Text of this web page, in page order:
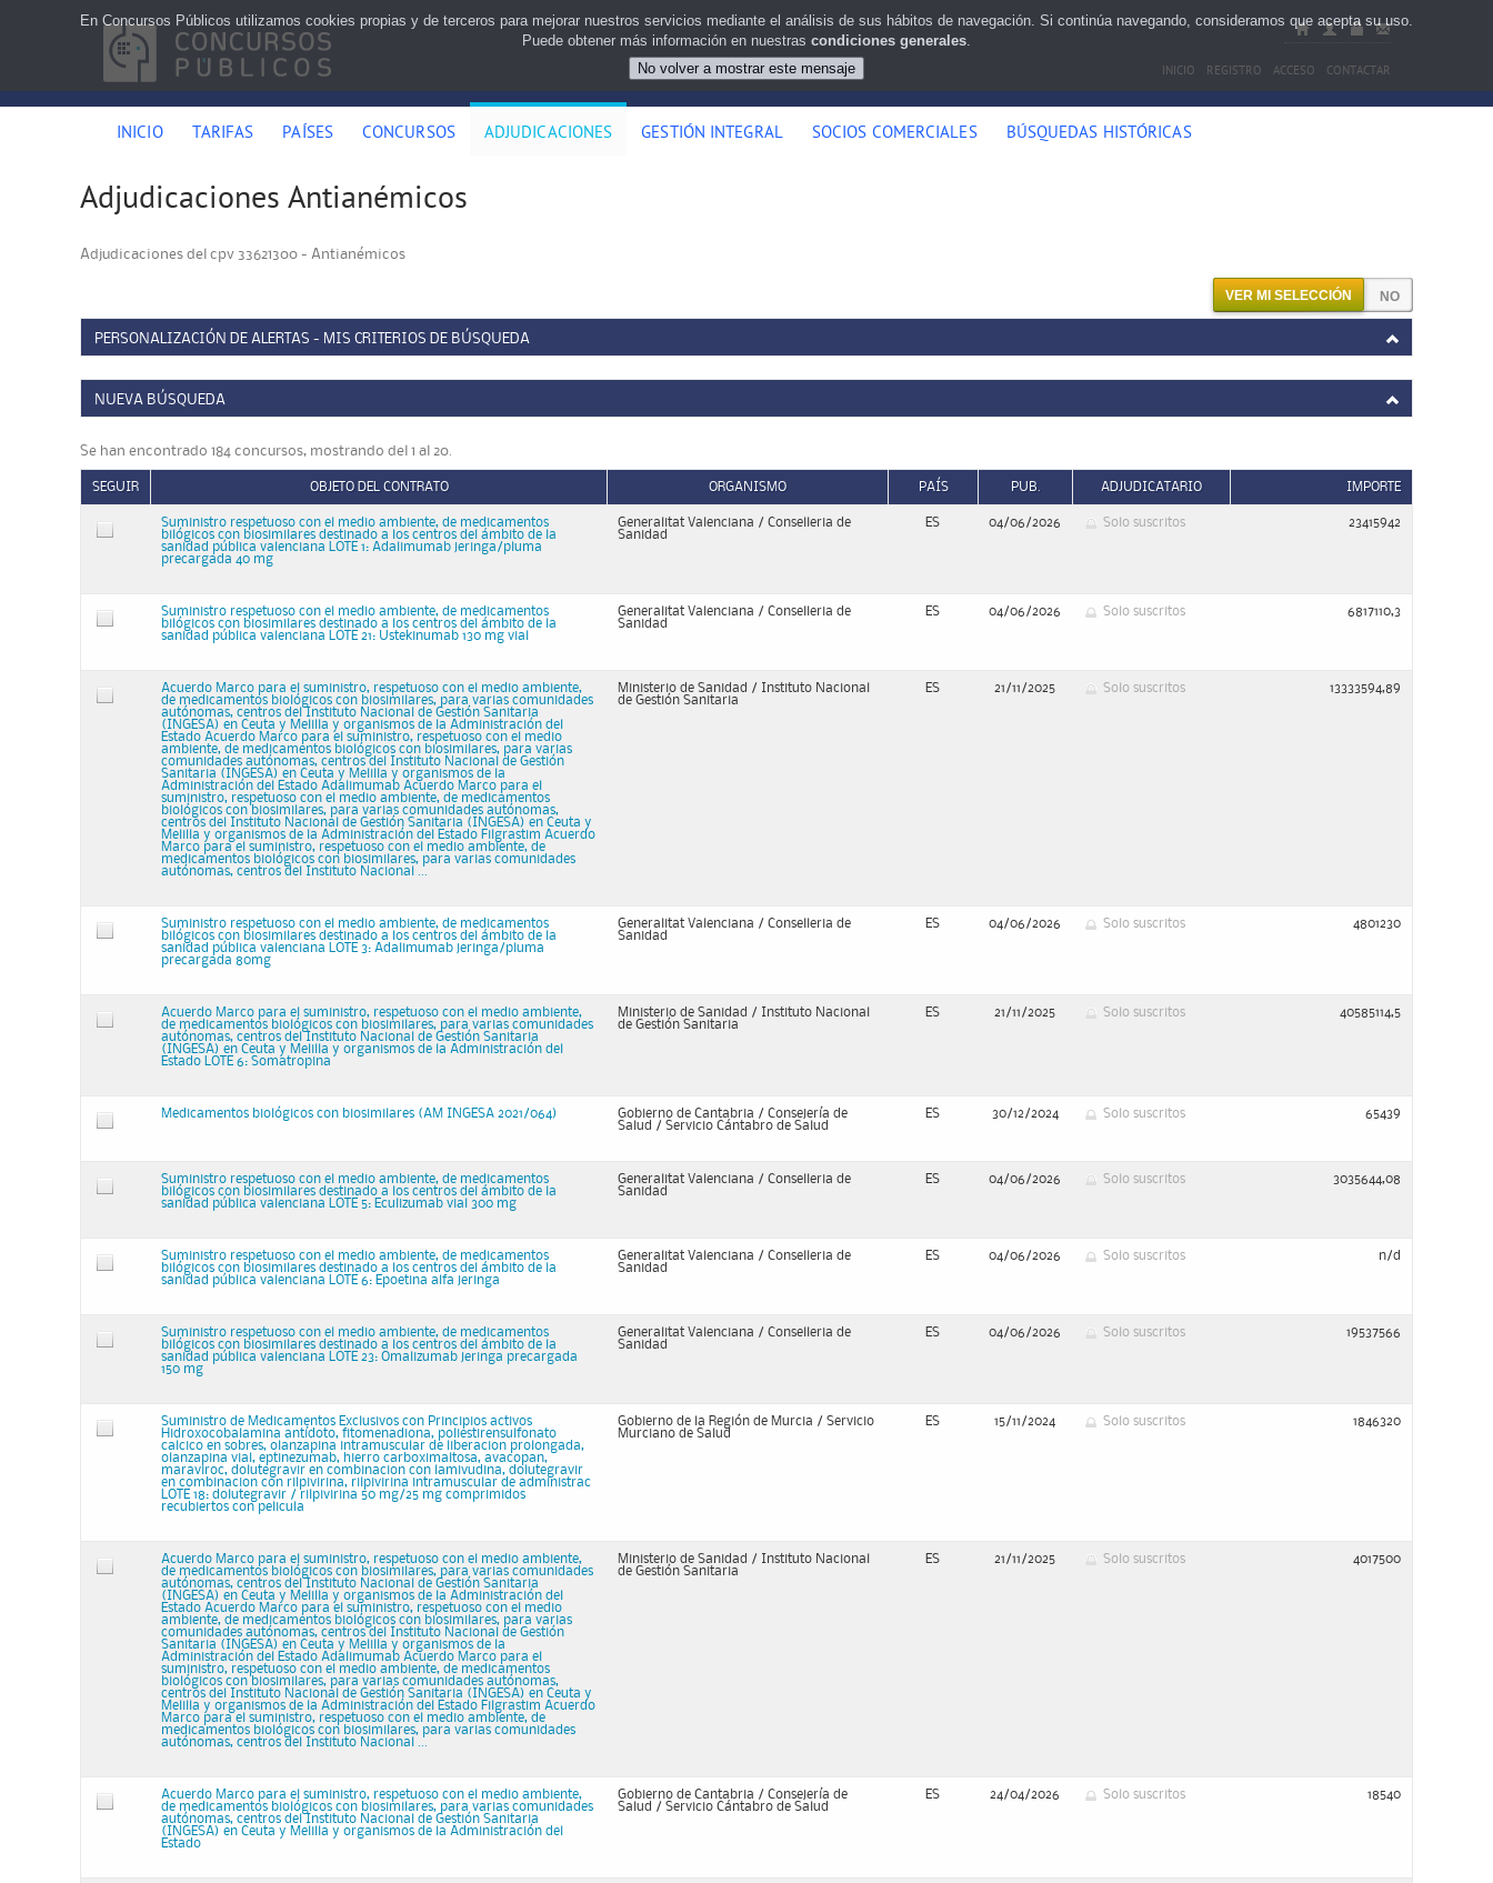
INICIO REGISTRO ACCESO CONTACTAR
INICIO TARIFAS PAÍSES CONCURSOS ADJUDICACIONES GESTIÓN INTEGRAL SOCIOS COMERCIALES BÚSQUEDAS HISTÓRICAS
Adjudicaciones Antianémicos
Adjudicaciones del cpv 33621300 - Antianémicos
VER MI SELECCIÓN
PERSONALIZACIÓN DE ALERTAS - MIS CRITERIOS DE BÚSQUEDA
NUEVA BÚSQUEDA
Se han encontrado 184 concursos, mostrando del 1 al 20.
SEGUIR OBJETO DEL CONTRATO ORGANISMO PAÍS PUB. ADJUDICATARIO IMPORTE
Suministro respetuoso con el medio ambiente, de medicamentos
bilógicos con biosimilares destinado a los centros del ámbito de la
sanidad pública valenciana LOTE 1: Adalimumab jeringa/pluma
precargada 40 mg
Generalitat Valenciana / Conselleria de
Sanidad
ES 04/06/2026 Solo suscritos 23415942
Suministro respetuoso con el medio ambiente, de medicamentos
bilógicos con biosimilares destinado a los centros del ámbito de la
sanidad pública valenciana LOTE 21: Ustekinumab 130 mg vial
Generalitat Valenciana / Conselleria de
Sanidad
ES 04/06/2026 Solo suscritos 6817110,3
Acuerdo Marco para el suministro, respetuoso con el medio ambiente,
de medicamentos biológicos con biosimilares, para varias comunidades
autónomas, centros del Instituto Nacional de Gestión Sanitaria
(INGESA) en Ceuta y Melilla y organismos de la Administración del
Estado Acuerdo Marco para el suministro, respetuoso con el medio
ambiente, de medicamentos biológicos con biosimilares, para varias
comunidades autónomas, centros del Instituto Nacional de Gestión
Sanitaria (INGESA) en Ceuta y Melilla y organismos de la
Administración del Estado Adalimumab Acuerdo Marco para el
suministro, respetuoso con el medio ambiente, de medicamentos
biológicos con biosimilares, para varias comunidades autónomas,
centros del Instituto Nacional de Gestión Sanitaria (INGESA) en Ceuta y
Melilla y organismos de la Administración del Estado Filgrastim Acuerdo
Marco para el suministro, respetuoso con el medio ambiente, de
medicamentos biológicos con biosimilares, para varias comunidades
autónomas, centros del Instituto Nacional ...
Ministerio de Sanidad / Instituto Nacional
de Gestión Sanitaria
ES 21/11/2025 Solo suscritos 13333594,89
Suministro respetuoso con el medio ambiente, de medicamentos
bilógicos con biosimilares destinado a los centros del ámbito de la
sanidad pública valenciana LOTE 3: Adalimumab jeringa/pluma
precargada 80mg
Generalitat Valenciana / Conselleria de
Sanidad
ES 04/06/2026 Solo suscritos 4801230
Acuerdo Marco para el suministro, respetuoso con el medio ambiente,
de medicamentos biológicos con biosimilares, para varias comunidades
autónomas, centros del Instituto Nacional de Gestión Sanitaria
(INGESA) en Ceuta y Melilla y organismos de la Administración del
Estado LOTE 6: Somatropina
Ministerio de Sanidad / Instituto Nacional
de Gestión Sanitaria
ES 21/11/2025 Solo suscritos 40585114,5
Medicamentos biológicos con biosimilares (AM INGESA 2021/064)
Gobierno de Cantabria / Consejería de
Salud / Servicio Cántabro de Salud
ES 30/12/2024 Solo suscritos 65439
Suministro respetuoso con el medio ambiente, de medicamentos
bilógicos con biosimilares destinado a los centros del ámbito de la
sanidad pública valenciana LOTE 5: Eculizumab vial 300 mg
Generalitat Valenciana / Conselleria de
Sanidad
ES 04/06/2026 Solo suscritos 3035644,08
Suministro respetuoso con el medio ambiente, de medicamentos
bilógicos con biosimilares destinado a los centros del ámbito de la
sanidad pública valenciana LOTE 6: Epoetina alfa jeringa
Generalitat Valenciana / Conselleria de
Sanidad
ES 04/06/2026 Solo suscritos n/d
Suministro respetuoso con el medio ambiente, de medicamentos
bilógicos con biosimilares destinado a los centros del ámbito de la
sanidad pública valenciana LOTE 23: Omalizumab jeringa precargada
150 mg
Generalitat Valenciana / Conselleria de
Sanidad
ES 04/06/2026 Solo suscritos 19537566
Suministro de Medicamentos Exclusivos con Principios activos
Hidroxocobalamina antídoto, fitomenadiona, poliestirensulfonato
calcico en sobres, olanzapina intramuscular de liberacion prolongada,
olanzapina vial, eptinezumab, hierro carboximaltosa, avacopan,
maraviroc, dolutegravir en combinacion con lamivudina, dolutegravir
en combinacion con rilpivirina, rilpivirina intramuscular de administrac
LOTE 18: dolutegravir / rilpivirina 50 mg/25 mg comprimidos
recubiertos con pelicula
Gobierno de la Región de Murcia / Servicio
Murciano de Salud
ES 15/11/2024 Solo suscritos 1846320
Acuerdo Marco para el suministro, respetuoso con el medio ambiente,
de medicamentos biológicos con biosimilares, para varias comunidades
autónomas, centros del Instituto Nacional de Gestión Sanitaria
(INGESA) en Ceuta y Melilla y organismos de la Administración del
Estado Acuerdo Marco para el suministro, respetuoso con el medio
ambiente, de medicamentos biológicos con biosimilares, para varias
comunidades autónomas, centros del Instituto Nacional de Gestión
Sanitaria (INGESA) en Ceuta y Melilla y organismos de la
Administración del Estado Adalimumab Acuerdo Marco para el
suministro, respetuoso con el medio ambiente, de medicamentos
biológicos con biosimilares, para varias comunidades autónomas,
centros del Instituto Nacional de Gestión Sanitaria (INGESA) en Ceuta y
Melilla y organismos de la Administración del Estado Filgrastim Acuerdo
Marco para el suministro, respetuoso con el medio ambiente, de
medicamentos biológicos con biosimilares, para varias comunidades
autónomas, centros del Instituto Nacional ...
Ministerio de Sanidad / Instituto Nacional
de Gestión Sanitaria
ES 21/11/2025 Solo suscritos 4017500
Acuerdo Marco para el suministro, respetuoso con el medio ambiente,
de medicamentos biológicos con biosimilares, para varias comunidades
autónomas, centros del Instituto Nacional de Gestión Sanitaria
(INGESA) en Ceuta y Melilla y organismos de la Administración del
Estado
Gobierno de Cantabria / Consejería de
Salud / Servicio Cántabro de Salud
ES 24/04/2026 Solo suscritos 18540
En Concursos Públicos utilizamos cookies propias y de terceros para mejorar nuestros servicios mediante el análisis de sus hábitos de navegación. Si continúa navegando, consideramos que acepta su uso.
Puede obtener más información en nuestras condiciones generales.